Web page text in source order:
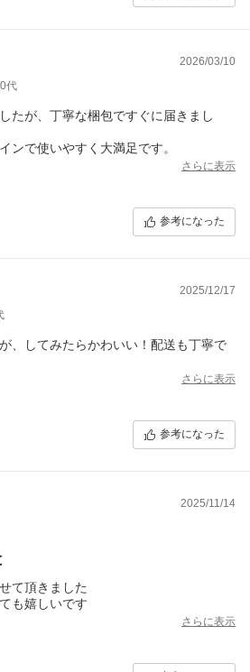
2026/03/10
代
たが、丁寧な梱包ですぐに届きまし
ンで使いやすく大満足です。
さらに表示
参考になった
2025/12/17
、してみたらかわいい！配送も丁寧で
さらに表示
参考になった
2025/11/14
て頂きました
も嬉しいです
さらに表示